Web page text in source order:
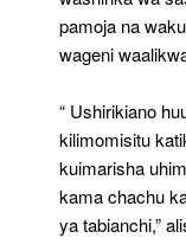
pamoja na
wageni
“ Ushirikiano
kilimomisitu
kuimarisha
kama chachu
ya tabianchi,”